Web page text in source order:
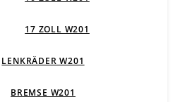
17 ZOLL W201
LENKRÄDER W201
BREMSE W201